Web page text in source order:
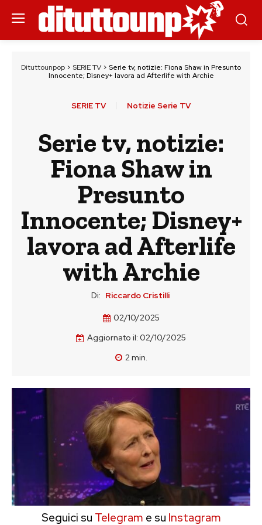
Dituttounpop > SERIE TV > Serie tv, notizie: Fiona Shaw in Presunto
Innocente; Disney+ lavora ad Afterlife with Archie
SERIE TV Notizie Serie TV
Serie tv, notizie:
Fiona Shaw in
Presunto
Innocente; Disney+
lavora ad Afterlife
with Archie
Di: Riccardo Cristilli
02/10/2025
Aggiornato il: 02/10/2025
2min.
Seguici su Telegram e su Instagram